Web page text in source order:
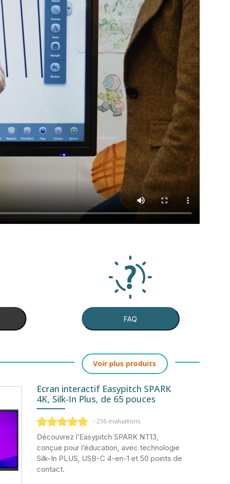
FAQ
Voir plus produits
Ecran interactif Easypitch SPARK
4K, Silk-In Plus, de 65 pouces
- 236 évaluations
Découvrez l’Easypitch SPARK NT13,
conçue pour l’éducation, avec technologie
Silk-In PLUS, USB-C 4-en-1 et 50 points de
contact.